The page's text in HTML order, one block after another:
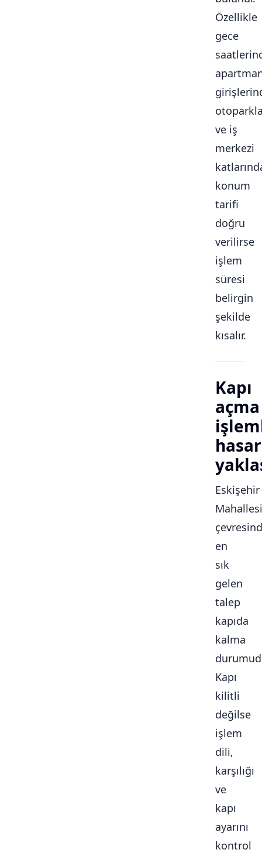
Özellikle
gece
ve iş
merkezi
konum
tarifi
doğru
verilirse
işlem
süresi
belirgin
şekilde
kısalır.
Kapı
açma
Eskişehir
Mahallesi
en
sık
gelen
talep
kapıda
kalma
Kapı
kilitli
değilse
işlem
dili,
karşılığı
ve
kapı
ayarını
kontrol